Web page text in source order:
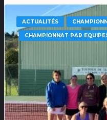
ACTUALITÉS
CHAMPIONNAT PAR